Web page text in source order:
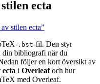
ecta
stilen ecta”
.bst-fil. Den styr
din bibliografi när du
följer en kort översikt av
ecta i Overleafoch hur
med Overleaf.